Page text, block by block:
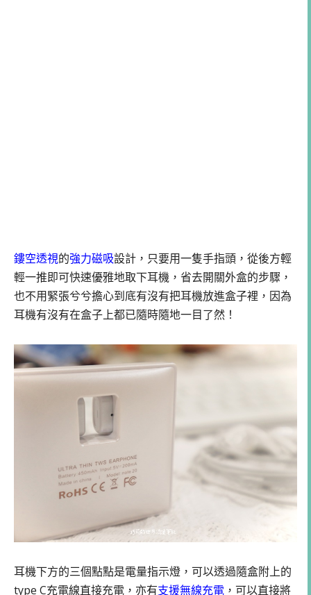
鏤空透視的強力磁吸設計，只要用一隻手指頭，從後方輕
輕一推即可快速優雅地取下耳機，省去開關外盒的步驟，
也不用緊張兮兮擔心到底有沒有把耳機放進盒子裡，因為
耳機有沒有在盒子上都已隨時隨地一目了然！
耳機下方的三個點點是電量指示燈，可以透過隨盒附上的
type C充電線直接充電，亦有支援無線充電 ，可以直接將